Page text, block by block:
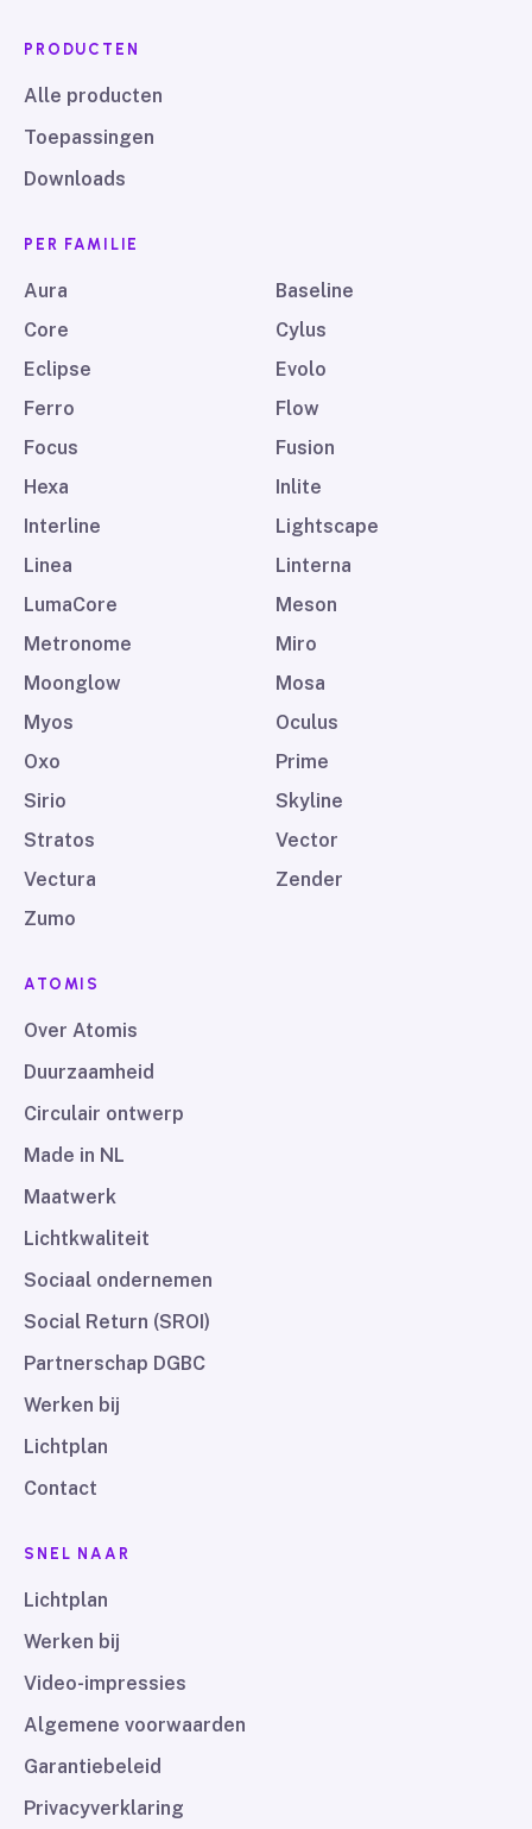
PRODUCTEN
Alle producten
Toepassingen
Downloads
PER FAMILIE
Aura
Baseline
Core
Cylus
Eclipse
Evolo
Ferro
Flow
Focus
Fusion
Hexa
Inlite
Interline
Lightscape
Linea
Linterna
LumaCore
Meson
Metronome
Miro
Moonglow
Mosa
Myos
Oculus
Oxo
Prime
Sirio
Skyline
Stratos
Vector
Vectura
Zender
Zumo
ATOMIS
Over Atomis
Duurzaamheid
Circulair ontwerp
Made in NL
Maatwerk
Lichtkwaliteit
Sociaal ondernemen
Social Return (SROI)
Partnerschap DGBC
Werken bij
Lichtplan
Contact
SNEL NAAR
Lichtplan
Werken bij
Video-impressies
Algemene voorwaarden
Garantiebeleid
Privacyverklaring